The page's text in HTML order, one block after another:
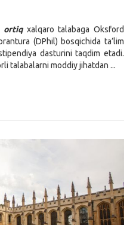
ortiq xalqaro talabaga Oksford
(DPhil) bosqichida ta’lim
dasturini taqdim etadi.
talabalarni moddiy jihatdan ...